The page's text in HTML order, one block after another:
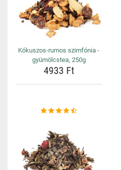
Kókuszos-rumos szimfónia -
gyümölcstea, 250g
4933 Ft